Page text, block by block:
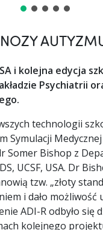
i kolejna edycja
Psychiatrii
technologii
Symulacji
Somer Bishop z
UCSF, USA. Dr
tzw. „złoty
i dało
ADI-R odbyło
kolejnego